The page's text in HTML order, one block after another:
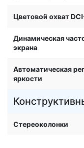
Цветовой охват
Динамическая
экрана
Автоматическая
яркости
Стереоколонки